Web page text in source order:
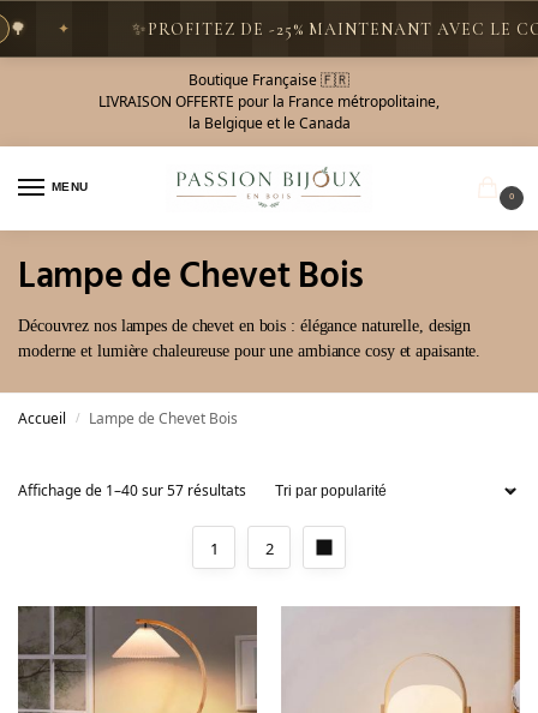
PROFITEZ DE -25% MAINTENANT AVEC LE CODE PROMO25
Boutique Française 🇫🇷
LIVRAISON OFFERTE pour la France métropolitaine,
la Belgique et le Canada
MENU
0
Lampe de Chevet Bois
Découvrez nos lampes de chevet en bois : élégance naturelle, design
moderne et lumière chaleureuse pour une ambiance cosy et apaisante.
Accueil / Lampe de Chevet Bois
Affichage de 1–40 sur 57 résultats
1 2